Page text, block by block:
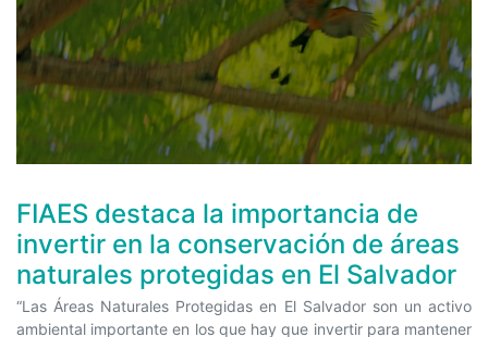
FIAES destaca la importancia de
invertir en la conservación de áreas
naturales protegidas en El Salvador
“Las Áreas Naturales Protegidas en El Salvador son un activo
ambiental importante en los que hay que invertir para mantener